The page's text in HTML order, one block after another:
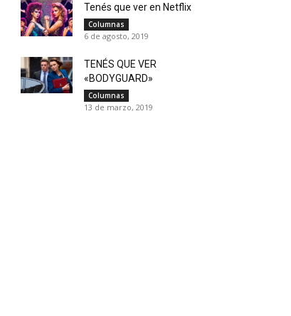
Tenés que ver en Netflix
Columnas
6 de agosto, 2019
TENÉS QUE VER
«BODYGUARD»
Columnas
13 de marzo, 2019